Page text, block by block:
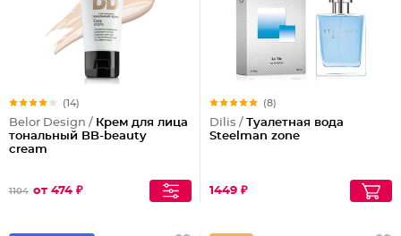
(14)
Belor Design / Крем для лица
тональный BB-beauty
cream
1104 от 474 ₽
(8)
Dilis / Туалетная вода
Steelman zone
1449 ₽